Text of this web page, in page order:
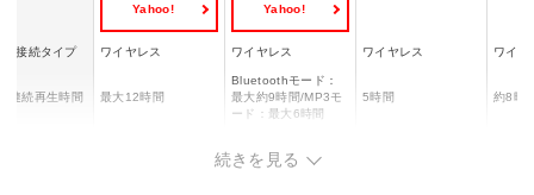
Yahoo! Yahoo!
接続タイプ ワイヤレス ワイヤレス ワイヤレス ワイヤ
連続再生時間 最大12時間
Bluetoothモード：
最大約9時間/MP3モ
ード：最大6時間
5時間 約8時
続きを見る